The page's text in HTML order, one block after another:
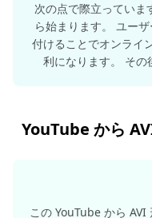
次の点で際立っていま
ら始まります。 ユー
付けることでオンライ
利になります。 その
YouTube から
この YouTube から